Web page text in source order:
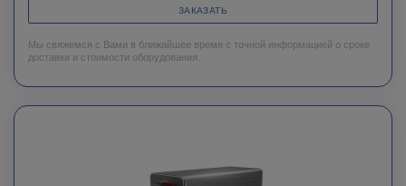
ЗАКАЗАТЬ
Мы свяжемся с Вами в ближайшее время с точной информацией о сроке
доставки и стоимости оборудования.